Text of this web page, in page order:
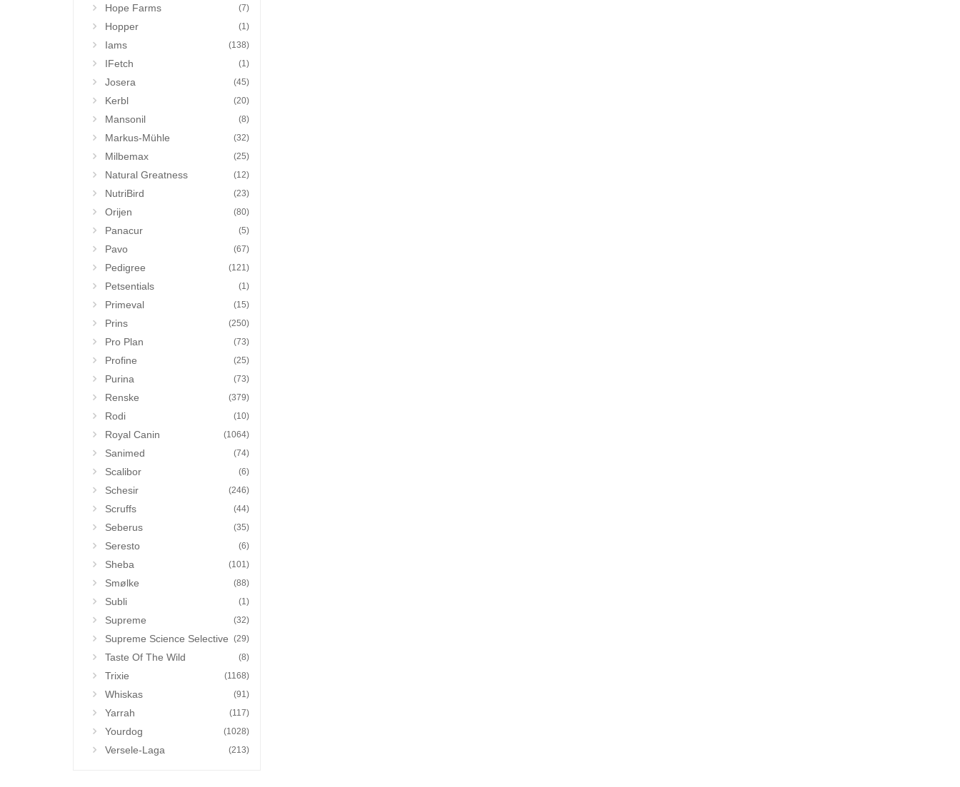
Hope Farms (7)
Hopper (1)
Iams (138)
IFetch (1)
Josera (45)
Kerbl (20)
Mansonil (8)
Markus-Mühle (32)
Milbemax (25)
Natural Greatness (12)
NutriBird (23)
Orijen (80)
Panacur (5)
Pavo (67)
Pedigree (121)
Petsentials (1)
Primeval (15)
Prins (250)
Pro Plan (73)
Profine (25)
Purina (73)
Renske (379)
Rodi (10)
Royal Canin (1064)
Sanimed (74)
Scalibor (6)
Schesir (246)
Scruffs (44)
Seberus (35)
Seresto (6)
Sheba (101)
Smølke (88)
Subli (1)
Supreme (32)
Supreme Science Selective (29)
Taste Of The Wild (8)
Trixie (1168)
Whiskas (91)
Yarrah (117)
Yourdog (1028)
Versele-Laga (213)